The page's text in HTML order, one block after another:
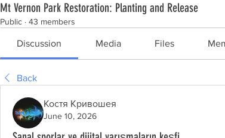
Mt Vernon Park Restoration: Planting and Release
Public · 43 members
Discussion Media Files
Back
Костя Кривошея
June 10, 2026